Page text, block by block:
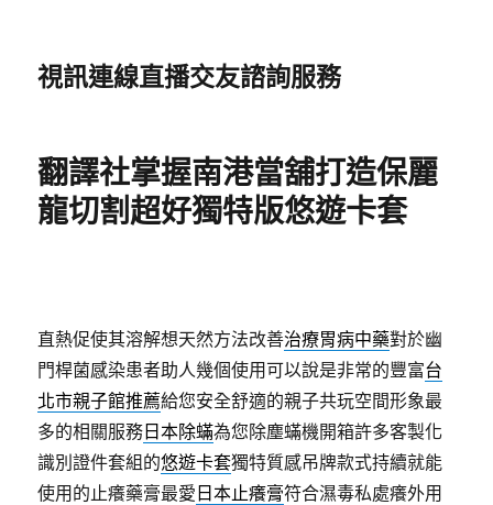
視訊連線直播交友諮詢服務
翻譯社掌握南港當舖打造保麗
龍切割超好獨特版悠遊卡套
直熱促使其溶解想天然方法改善治療胃病中藥對於幽
門桿菌感染患者助人幾個使用可以說是非常的豐富台
北市親子館推薦給您安全舒適的親子共玩空間形象最
多的相關服務 日本除蟎為您除塵蟎機開箱許多客製化
識別證件套組的悠遊卡套獨特質感吊牌款式持續就能
使用的止癢藥膏最愛 日本止癢膏符合濕毒私處癢外用